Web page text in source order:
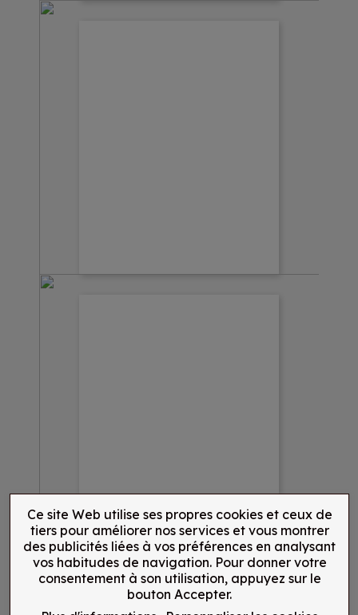
Ce site Web utilise ses propres cookies et ceux de
tiers pour améliorer nos services et vous montrer
des publicités liées à vos préférences en analysant
vos habitudes de navigation. Pour donner votre
consentement à son utilisation, appuyez sur le
bouton Accepter.